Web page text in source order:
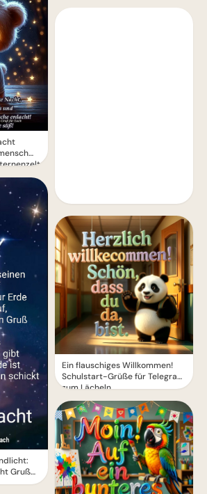
Gruß
Ein flauschiges Willkommen!
Schulstart-Grüße für Telegram
zum Lächeln